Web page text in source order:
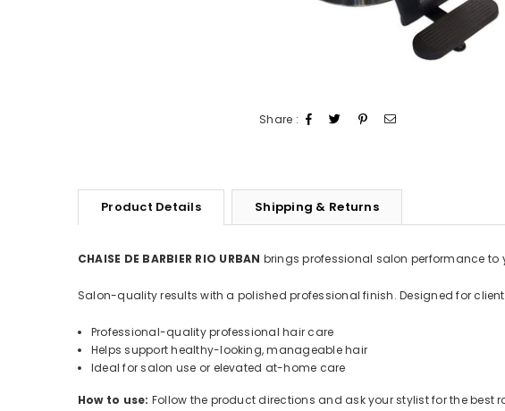
Share :
Product Details Shipping & Returns
CHAISE DE BARBIER RIO URBAN brings professional salon performance to
Salon-quality results with a polished professional finish. Designed for
Professional-quality professional hair care
Helps support healthy-looking, manageable hair
Ideal for salon use or elevated at-home care
How to use: Follow the product directions and ask your stylist for the best